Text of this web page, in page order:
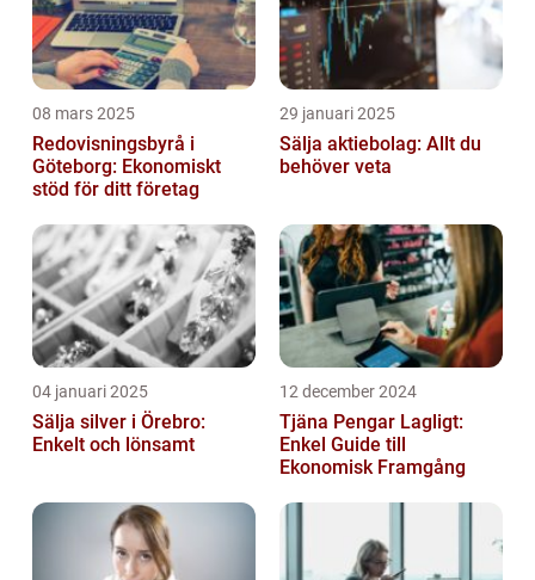
08 mars 2025
Redovisningsbyrå i
Göteborg: Ekonomiskt
stöd för ditt företag
29 januari 2025
Sälja aktiebolag: Allt du
behöver veta
04 januari 2025
Sälja silver i Örebro:
Enkelt och lönsamt
12 december 2024
Tjäna Pengar Lagligt:
Enkel Guide till
Ekonomisk Framgång